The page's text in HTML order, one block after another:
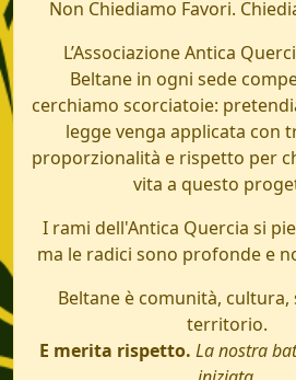
Non Chiediamo Favori.
L’Associazione Antica
Beltane in ogni sede
cerchiamo scorciatoie:
legge venga applicata con
proporzionalità e rispetto per
vita a questo
I rami dell'Antica Quercia si
ma le radici sono profonde e
Beltane è comunità,
territorio.
E merita rispetto. La nostra